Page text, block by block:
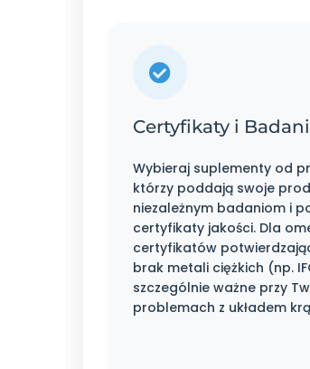
Certyfikaty i
Wybieraj suplementy od
którzy poddają swoje
niezależnym badaniom i
certyfikaty jakości. Dla
certyfikatów
brak metali ciężkich (np.
szczególnie ważne przy
problemach z układem